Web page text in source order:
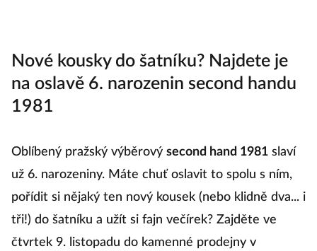
zboží.
na oslavě 6. narozenin second handu
1981
Oblíbený pražský výběrový second hand 1981slaví
už 6. narozeniny. Máte chuť oslavit to spolu s ním,